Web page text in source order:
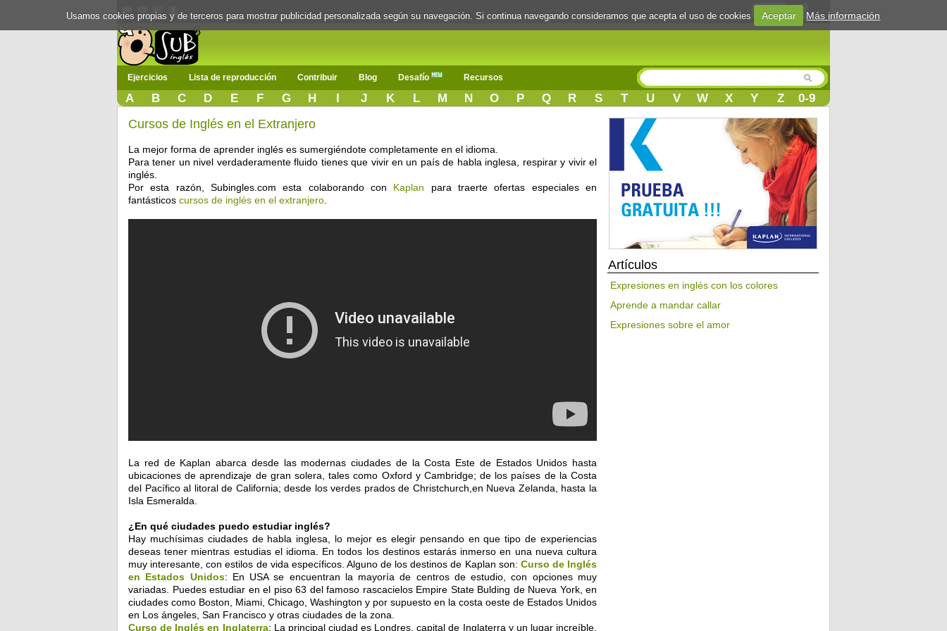
Login
Ejercicios Lista de reproducción Contribuir Blog Desafío Recursos
A B C D E F G H I J K L M N O P Q R S T U V W X Y Z 0-9
Cursos de Inglés en el Extranjero
La mejor forma de aprender inglés es sumergiéndote completamente en el idioma.
Para tener un nivel verdaderamente fluido tienes que vivir en un país de habla inglesa, respirar y vivir el
inglés.
Por esta razón, Subingles.com esta colaborando con Kaplan para traerte ofertas especiales en
fantásticos cursos de inglés en el extranjero
La red de Kaplan abarca desde las modernas ciudades de la Costa Este de Estados Unidos hasta
ubicaciones de aprendizaje de gran solera, tales como Oxford y Cambridge; de los países de la Costa
del Pacífico al litoral de California; desde los verdes prados de Christchurch,en Nueva Zelanda, hasta la
Isla Esmeralda.
¿En qué ciudades puedo estudiar inglés?
Hay muchísimas ciudades de habla inglesa, lo mejor es elegir pensando en que tipo de experiencias
deseas tener mientras estudias el idioma. En todos los destinos estarás inmerso en una nueva cultura
muy interesante, con estilos de vida específicos. Alguno de los destinos de Kaplan son: Curso de Inglés
en Estados Unidos: En USA se encuentran la mayoría de centros de estudio, con opciones muy
variadas. Puedes estudiar en el piso 63 del famoso rascacielos Empire State Bulding de Nueva York, en
ciudades como Boston, Miami, Chicago, Washington y por supuesto en la costa oeste de Estados Unidos
en Los ángeles, San Francisco y otras ciudades de la zona.
Curso de Inglés en Inglaterra: La principal ciudad es Londres, capital de Inglaterra y un lugar increíble.
Artículos
Expresiones en inglés con los colores
Aprende a mandar callar
Expresiones sobre el amor
Usamos cookies propias y de terceros para mostrar publicidad personalizada según su navegación. Si continua navegando consideramos que acepta el uso de cookies Aceptar Más información